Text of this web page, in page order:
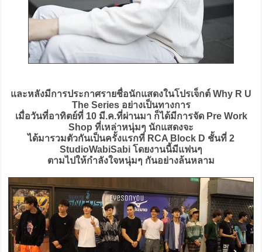
และหลังมีการประกาศรายชื่อนักแสดงในโปรเจ็กต์ Why R U
The Series อย่างเป็นทางการ
เมื่อวันที่อาทิตย์ที่ 10 มี.ค.ที่ผ่านมา ก็ได้มีการจัด Pre Work
Shop ที่เหล่าหนุ่มๆ นักแสดงจะ
ได้มารวมตัวกันเป็นครั้งแรกที่ RCA Block D ชั้นที่ 2
StudioWabiSabi โดยงานนี้มีแฟนๆ
ตามไปให้กำลังใจหนุ่มๆ กันอย่างล้นหลาม